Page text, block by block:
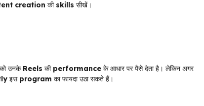
creation की skills सीखें।
को उनके Reels की performance के आधार पर पैसे देता है। लेकिन अगर
इस program का फायदा उठा सकते हैं।